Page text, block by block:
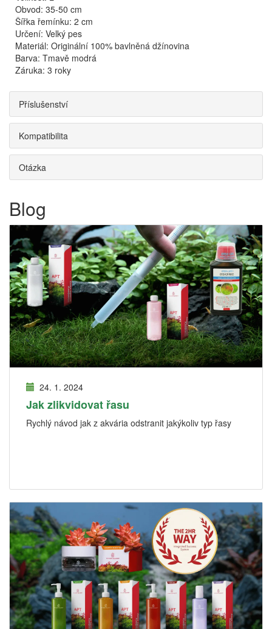
Obvod: 35-50 cm
Šířka řemínku: 2 cm
Určení: Velký pes
Materiál: Originální 100% bavlněná džínovina
Barva: Tmavě modrá
Záruka: 3 roky
Příslušenství
Kompatibilita
Otázka
Blog
24. 1. 2024
Jak zlikvidovat řasu
Rychlý návod jak z akvária odstranit jakýkoliv typ řasy